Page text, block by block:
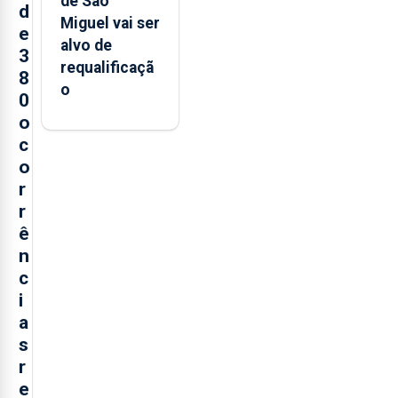
d
e
3
8
0
o
c
o
r
r
ê
n
c
i
a
s
r
e
Miguel vai ser
alvo de
requalificaçã
o